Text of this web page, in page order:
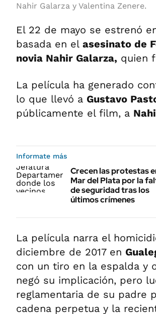
Nahir Galarza y Valentina Zenere.
El 22 de mayo se estrenó
basada en el asesinato de
novia Nahir Galarza, quien
La película ha generado
lo que llevó a Gustavo
públicamente el film, a
Informate más
Crecen las protestas
Mar del Plata por la
de seguridad tras los
últimos crímenes
La película narra el
diciembre de 2017 en
con un tiro en la espalda y
negó su implicación, pero
reglamentaria de su padre
cadena perpetua y la